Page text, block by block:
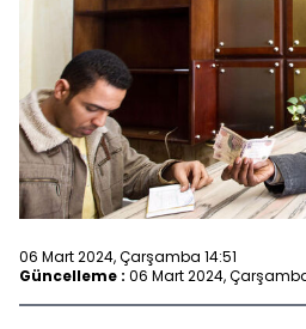
06 Mart 2024, Çarşamba 14:51
Güncelleme : 06 Mart 2024,